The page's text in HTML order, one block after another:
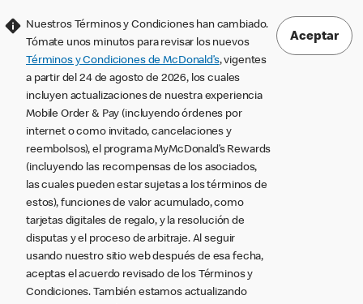
Nuestros Términos y Condiciones han cambiado.
Tómate unos minutos para revisar los nuevos
Términos y Condiciones de McDonald’s, vigentes
a partir del 24 de agosto de 2026, los cuales
incluyen actualizaciones de nuestra experiencia
Mobile Order & Pay (incluyendo órdenes por
internet o como invitado, cancelaciones y
reembolsos), el programa MyMcDonald’s Rewards
(incluyendo las recompensas de los asociados,
las cuales pueden estar sujetas a los términos de
estos), funciones de valor acumulado, como
tarjetas digitales de regalo, y la resolución de
disputas y el proceso de arbitraje. Al seguir
usando nuestro sitio web después de esa fecha,
aceptas el acuerdo revisado de los Términos y
Condiciones. También estamos actualizando
Aceptar